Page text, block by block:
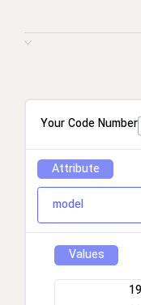
Your Code Number
Attribute
model
Values